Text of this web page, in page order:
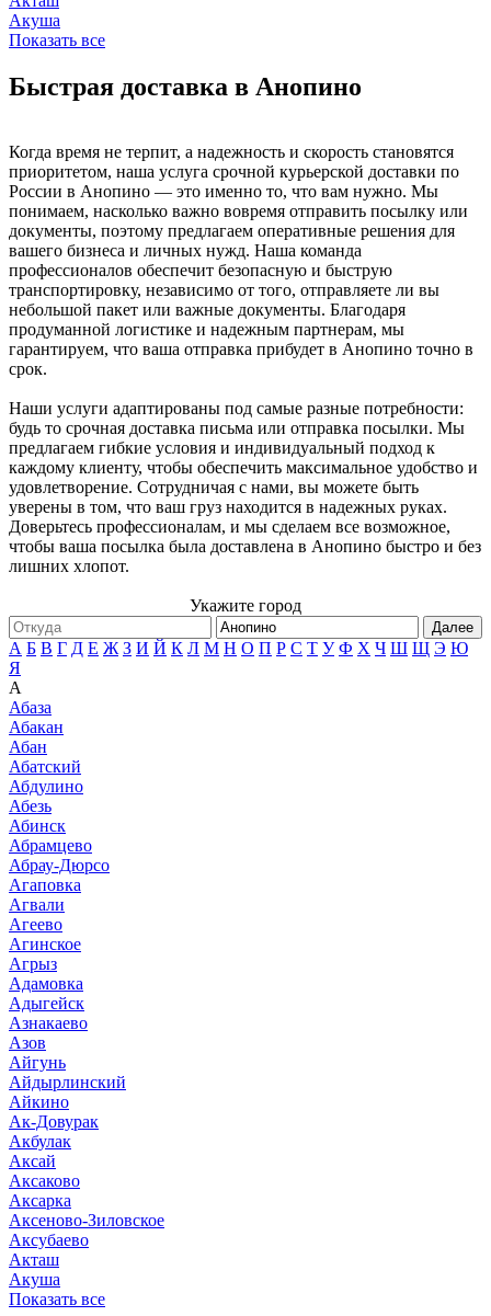
Акуша
Показать все
Быстрая доставка в Анопино
Когда время не терпит, а надежность и скорость становятся
приоритетом, наша услуга срочной курьерской доставки по
России в Анопино — это именно то, что вам нужно. Мы
понимаем, насколько важно вовремя отправить посылку или
документы, поэтому предлагаем оперативные решения для
вашего бизнеса и личных нужд. Наша команда
профессионалов обеспечит безопасную и быструю
транспортировку, независимо от того, отправляете ли вы
небольшой пакет или важные документы. Благодаря
продуманной логистике и надежным партнерам, мы
гарантируем, что ваша отправка прибудет в Анопино точно в
срок.
Наши услуги адаптированы под самые разные потребности:
будь то срочная доставка письма или отправка посылки. Мы
предлагаем гибкие условия и индивидуальный подход к
каждому клиенту, чтобы обеспечить максимальное удобство и
удовлетворение. Сотрудничая с нами, вы можете быть
уверены в том, что ваш груз находится в надежных руках.
Доверьтесь профессионалам, и мы сделаем все возможное,
чтобы ваша посылка была доставлена в Анопино быстро и без
лишних хлопот.
Укажите город
Далее
А Б В Г Д Е Ж З И Й К Л М Н О П Р С Т У Ф Х Ч Ш Щ Э Ю
Я
А
Абаза
Абакан
Абан
Абатский
Абдулино
Абезь
Абинск
Абрамцево
Абрау-Дюрсо
Агаповка
Агвали
Агеево
Агинское
Агрыз
Адамовка
Адыгейск
Азнакаево
Азов
Айгунь
Айдырлинский
Айкино
Ак-Довурак
Акбулак
Аксай
Аксаково
Аксарка
Аксеново-Зиловское
Аксубаево
Акташ
Акуша
Показать все